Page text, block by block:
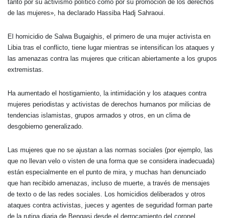
tanto por su activismo político como por su promoción de los derechos
de las mujeres», ha declarado Hassiba Hadj Sahraoui.
El homicidio de Salwa Bugaighis, el primero de una mujer activista en
Libia tras el conflicto, tiene lugar mientras se intensifican los ataques y
las amenazas contra las mujeres que critican abiertamente a los grupos
extremistas.
Ha aumentado el hostigamiento, la intimidación y los ataques contra
mujeres periodistas y activistas de derechos humanos por milicias de
tendencias islamistas, grupos armados y otros, en un clima de
desgobierno generalizado.
Las mujeres que no se ajustan a las normas sociales (por ejemplo, las
que no llevan velo o visten de una forma que se considera inadecuada)
están especialmente en el punto de mira, y muchas han denunciado
que han recibido amenazas, incluso de muerte, a través de mensajes
de texto o de las redes sociales. Los homicidios deliberados y otros
ataques contra activistas, jueces y agentes de seguridad forman parte
de la rutina diaria de Bengasi desde el derrocamiento del coronel